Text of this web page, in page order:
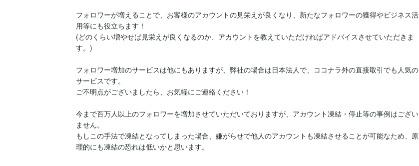
フォロワーが増えることで、お客様のアカウントの見栄えが良くなり、新たなフォロワーの獲得やビジネス活
用等にも役立ちます！
(どのくらい増やせば見栄えが良くなるのか、アカウントを教えていただければアドバイスさせていただきま
す。)
フォロワー増加のサービスは他にもありますが、弊社の場合は日本法人で、ココナラ外の直接取引でも人気の
サービスです。
ご不明点がございましたら、お気軽にご連絡ください！
今まで百万人以上のフォロワーを増加させていただいておりますが、アカウント凍結・停止等の事例はござい
ません。
もしこの手法で凍結となってしまった場合、嫌がらせで他人のアカウントも凍結させることが可能なため、原
理的にも凍結の恐れは低いかと思います。